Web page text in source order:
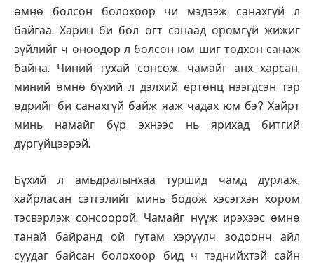
өмнө болсон болохоор чи мэдээж санахгүй л
байгаа. Харин би бол огт санаад оромгүй жижиг
зүйлийг ч өнөөдөр л болсон юм шиг тодхон санаж
байна. Чиний тухай сонсож, чамайг анх харсан,
миний өмнө бүхий л дэлхий ертөнц нээгдсэн тэр
өдрийг би санахгүй байж яаж чадах юм бэ? Хайрт
минь намайг бүр эхнээс нь ярихад битгий
дургуйцээрэй.
Бүхий л амьдралынхаа туршид чамд дурлаж,
хайрласан сэтгэлийг минь бодож хэсэгхэн хором
тэсвэрлэж сонсоорой. Чамайг нүүж ирэхээс өмнө
танай байранд ой гутам хэрүүлч зодоонч айл
суудаг байсан болохоор бид ч тэднийхтэй сайн